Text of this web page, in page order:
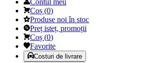
Contul meu
Coș (0)
Produse noi în stoc
Preț isteț, promoții
Coș (0)
Favorite
Costuri de livrare